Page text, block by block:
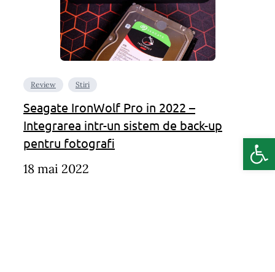
Review Stiri
Seagate IronWolf Pro in 2022 –
Integrarea intr-un sistem de back-up
pentru fotografi
18 mai 2022